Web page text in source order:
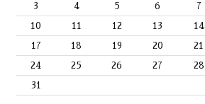
3 4 5 6 7
10 11 12 13 14
17 18 19 20 21
24 25 26 27 28
31